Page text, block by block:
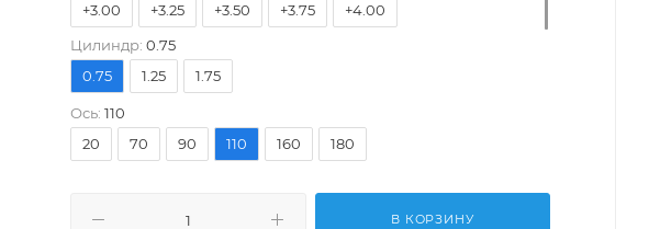
+3.00 +3.25 +3.50 +3.75
+4.00
Цилиндр: 0.75
0.75
1.25 1.75
Ось: 110
20
70 90 110 160 180
В КОРЗИНУ